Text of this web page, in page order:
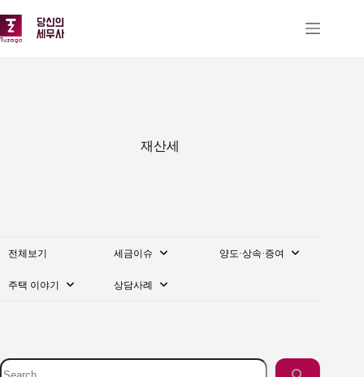
문
으
재산세
전체보기 세금이슈 양도·상속·증여
주택 이야기 상담사례